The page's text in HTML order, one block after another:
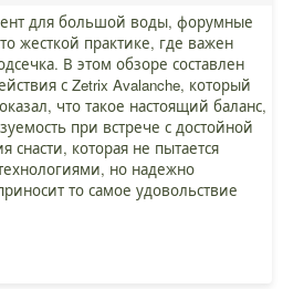
для большой воды, форумные
жесткой практике, где важен
В этом обзоре составлен
с Zetrix Avalanche, который
что такое настоящий баланс,
при встрече с достойной
которая не пытается
но надежно
то самое удовольствие